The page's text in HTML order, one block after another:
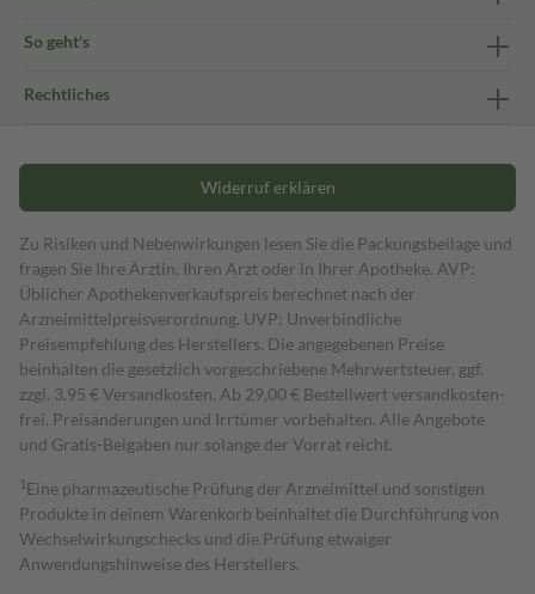
So geht's
Rechtliches
Widerruf erklären
Zu Risiken und Nebenwirkungen lesen Sie die Packungsbeilage und
fragen Sie Ihre Ärztin, Ihren Arzt oder in Ihrer Apotheke. AVP:
Üblicher Apothekenverkaufspreis berechnet nach der
Arzneimittelpreisverordnung. UVP: Unverbindliche
Preisempfehlung des Herstellers. Die angegebenen Preise
beinhalten die gesetzlich vorgeschriebene Mehrwertsteuer, ggf.
zzgl. 3,95 € Versandkosten. Ab 29,00 € Bestell­wert versand­kosten­
frei. Preisänderungen und Irrtümer vorbehalten. Alle Angebote
und Gratis-Beigaben nur solange der Vorrat reicht.
1 Eine pharmazeutische Prüfung der Arzneimittel und sonstigen
Produkte in deinem Warenkorb beinhaltet die Durchführung von
Wechselwirkungschecks und die Prüfung etwaiger
Anwendungshinweise des Herstellers.